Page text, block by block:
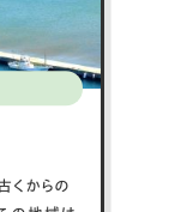
くからの